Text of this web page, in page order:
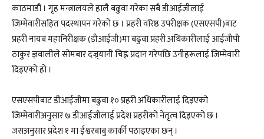
काठमाडौं । गृह मन्त्रालयले हालै बढुवा गरेका सबै डीआईजीलाई
जिम्मेवारीसहित पदस्थापन गरेको छ । प्रहरी वरिष्ठ उपरीक्षक (एसएसपी)बाट
प्रहरी नायब महानिरीक्षक (डीआईजी)मा बढुवा प्रहरी अधिकारीलाई आईजीपी
ठाकुर ज्ञवालीले सोमबार दज्र्यानी चिह्न प्रदान गरेपछि उनीहरूलाई जिम्मेवारी
दिइएको हो ।
एसएसपीबाट डीआईजीमा बढुवा १० प्रहरी अधिकारीलाई दिइएको
जिम्मेवारीअनुसार ७ डीआईजीलाई प्रदेश प्रहरीको नेतृत्व दिइएको छ ।
जसअनुसार प्रदेश १ मा ईश्वरबाबु कार्की पठाइएका छन् ।